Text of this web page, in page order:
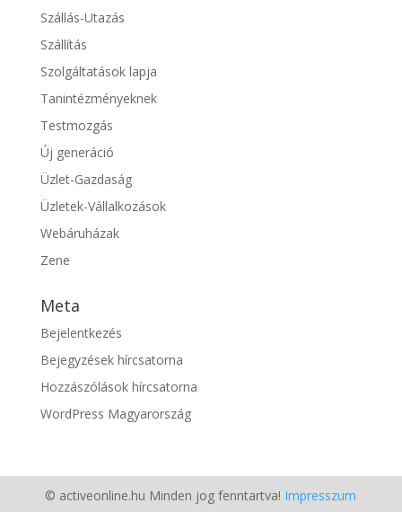
Szállás-Utazás
Szállítás
Szolgáltatások lapja
Tanintézményeknek
Testmozgás
Új generáció
Üzlet-Gazdaság
Üzletek-Vállalkozások
Webáruházak
Zene
Meta
Bejelentkezés
Bejegyzések hírcsatorna
Hozzászólások hírcsatorna
WordPress Magyarország
© activeonline.hu Minden jog fenntartva! Impresszum